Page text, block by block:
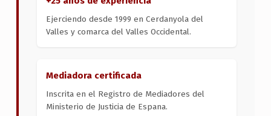
Ejerciendo desde 1999 en Cerdanyola del
Valles y comarca del Valles Occidental.
Mediadora certificada
Inscrita en el Registro de Mediadores del
Ministerio de Justicia de Espana.